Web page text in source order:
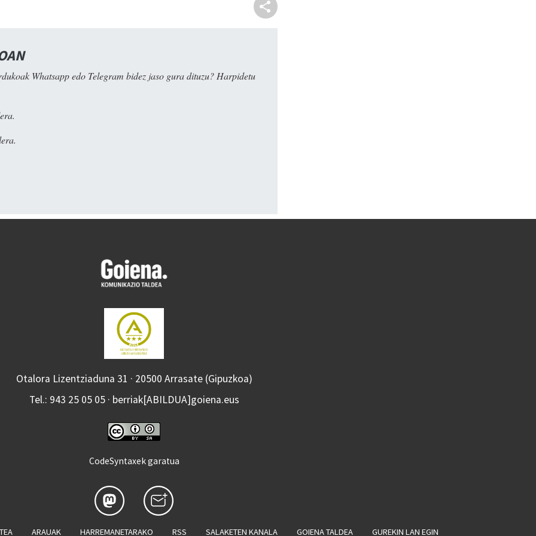
Whatsapp edo Telegram bidez jaso gura dituzu? Harpidetu
Otalora Lizentziaduna 31 · 20500 Arrasate (Gipuzkoa)
Tel.: 943 25 05 05 · berriak[ABILDUA]goiena.eus
CodeSyntaxek garatua
ARAUAK HARREMANETARAKO RSS SALAKETEN KANALA GOIENA TALDEA GUREKIN LAN EGIN